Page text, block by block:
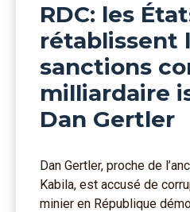
RDC: les
rétablissent
sanctions
milliardaire
Dan Gertler
Dan Gertler, proche de
Kabila, est accusé de
minier en République